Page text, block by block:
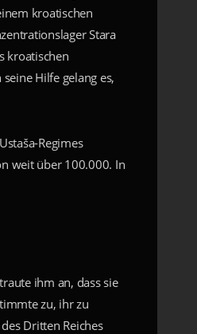
kroatischen
Stara
kroatischen
Hilfe gelang es,
Regimes
weit über 100.000. In
ihm an, dass sie
zu, ihr zu
Dritten Reiches